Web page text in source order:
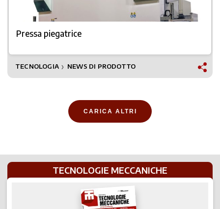
Pressa piegatrice
TECNOLOGIA ❯ NEWS DI PRODOTTO
CARICA ALTRI
TECNOLOGIE MECCANICHE